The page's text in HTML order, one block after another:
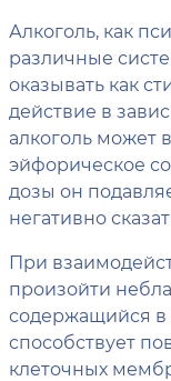
Алкоголь, как
различные
оказывать как
действие в
алкоголь может
эйфорическое
дозы он
негативно
При
произойти
содержащийся в
способствует
клеточных